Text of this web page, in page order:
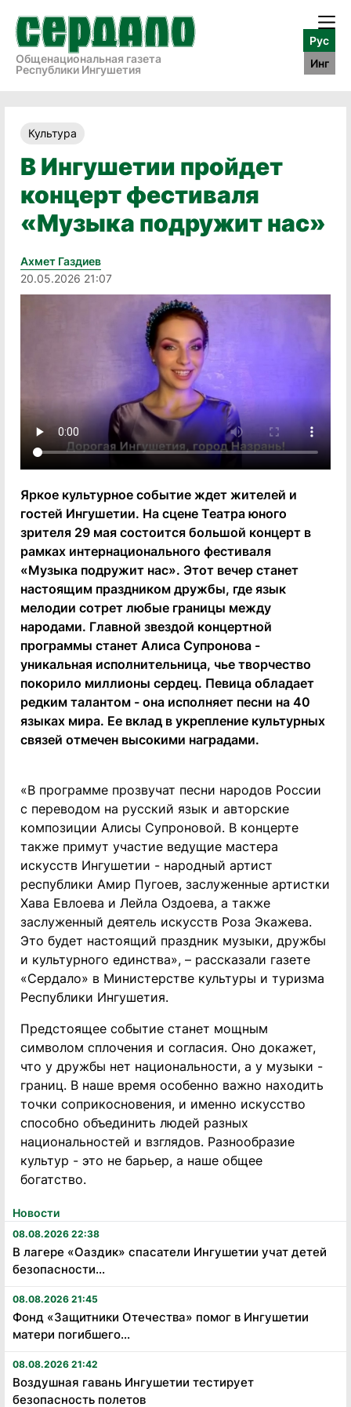
Общенациональная газета
Республики Ингушетия
Рус
Инг
Новости
08.08.2026 22:38
В лагере «Оаздик» спасатели Ингушетии учат детей
безопасности...
08.08.2026 21:45
Фонд «Защитники Отечества» помог в Ингушетии
матери погибшего...
08.08.2026 21:42
Воздушная гавань Ингушетии тестирует
безопасность полетов
Культура
В Ингушетии пройдет
концерт фестиваля
«Музыка подружит нас»
Ахмет Газдиев
20.05.2026 21:07
Яркое культурное событие ждет жителей и
гостей Ингушетии. На сцене Театра юного
зрителя 29 мая состоится большой концерт в
рамках интернационального фестиваля
«Музыка подружит нас». Этот вечер станет
настоящим праздником дружбы, где язык
мелодии сотрет любые границы между
народами. Главной звездой концертной
программы станет Алиса Супронова -
уникальная исполнительница, чье творчество
покорило миллионы сердец. Певица обладает
редким талантом - она исполняет песни на 40
языках мира. Ее вклад в укрепление культурных
связей отмечен высокими наградами.
«В программе прозвучат песни народов России
с переводом на русский язык и авторские
композиции Алисы Супроновой. В концерте
также примут участие ведущие мастера
искусств Ингушетии - народный артист
республики Амир Пугоев, заслуженные артистки
Хава Евлоева и Лейла Оздоева, а также
заслуженный деятель искусств Роза Экажева.
Это будет настоящий праздник музыки, дружбы
и культурного единства», – рассказали газете
«Сердало» в Министерстве культуры и туризма
Республики Ингушетия.
Предстоящее событие станет мощным
символом сплочения и согласия. Оно докажет,
что у дружбы нет национальности, а у музыки -
границ. В наше время особенно важно находить
точки соприкосновения, и именно искусство
способно объединить людей разных
национальностей и взглядов. Разнообразие
культур - это не барьер, а наше общее
богатство.